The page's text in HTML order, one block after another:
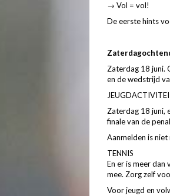
→ Vol = vol!
De eerste hints
Zaterdag 18 juni.
en de wedstrijd
Zaterdag 18 juni,
finale van de
Aanmelden is niet
TENNIS
En er is meer dan
mee. Zorg zelf
Voor jeugd en